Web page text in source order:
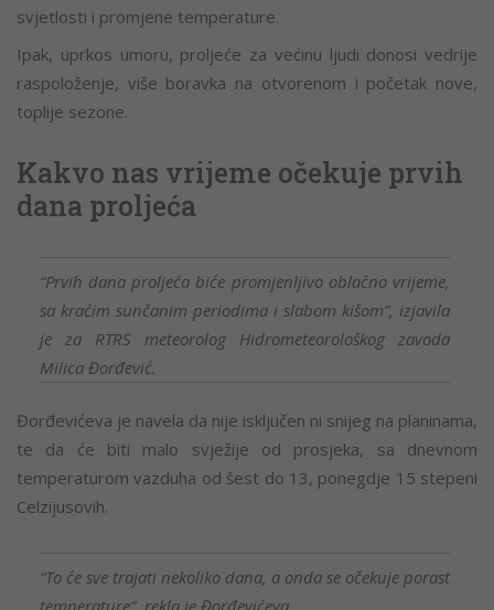
svjetlosti i promjene temperature.
Ipak, uprkos umoru, proljeće za većinu ljudi donosi vedrije
raspoloženje, više boravka na otvorenom i početak nove,
toplije sezone.
Kakvo nas vrijeme očekuje prvih
dana proljeća
“Prvih dana proljeća biće promjenljivo oblačno vrijeme,
sa kraćim sunčanim periodima i slabom kišom”, izjavila
je za RTRS meteorolog Hidrometeorološkog zavoda
Milica Đorđević.
Đorđevićeva je navela da nije isključen ni snijeg na planinama,
te da će biti malo svježije od prosjeka, sa dnevnom
temperaturom vazduha od šest do 13, ponegdje 15 stepeni
Celzijusovih.
“To će sve trajati nekoliko dana, a onda se očekuje porast
temperature”, rekla je Đorđevićeva.